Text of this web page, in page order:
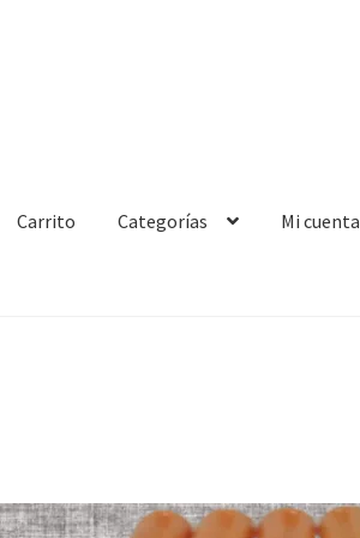
Carrito Categorías Mi cuenta